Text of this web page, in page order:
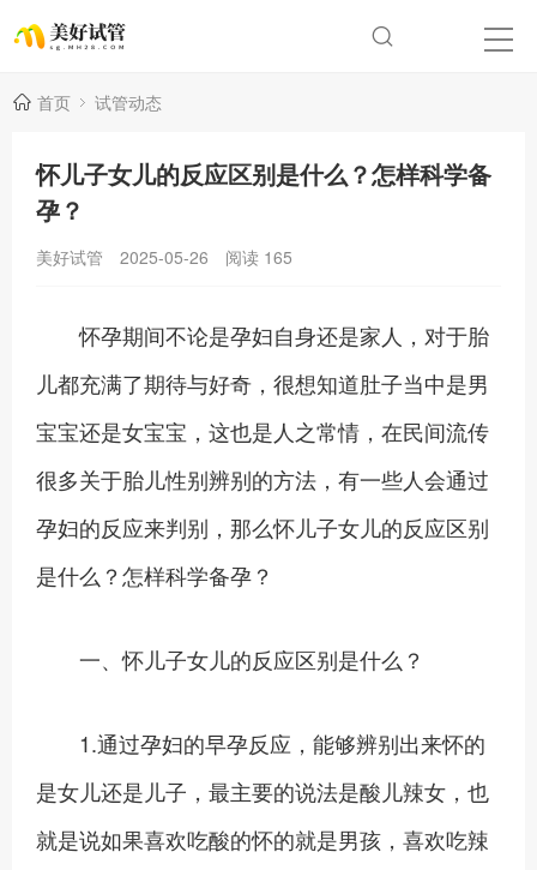
首页 试管动态
怀儿子女儿的反应区别是什么？怎样科学备
孕？
美好试管 2025-05-26 阅读 165
怀孕期间不论是孕妇自身还是家人，对于胎
儿都充满了期待与好奇，很想知道肚子当中是男
宝宝还是女宝宝，这也是人之常情，在民间流传
很多关于胎儿性别辨别的方法，有一些人会通过
孕妇的反应来判别，那么怀儿子女儿的反应区别
是什么？怎样科学备孕？
一、怀儿子女儿的反应区别是什么？
1.通过孕妇的早孕反应，能够辨别出来怀的
是女儿还是儿子，最主要的说法是酸儿辣女，也
就是说如果喜欢吃酸的怀的就是男孩，喜欢吃辣